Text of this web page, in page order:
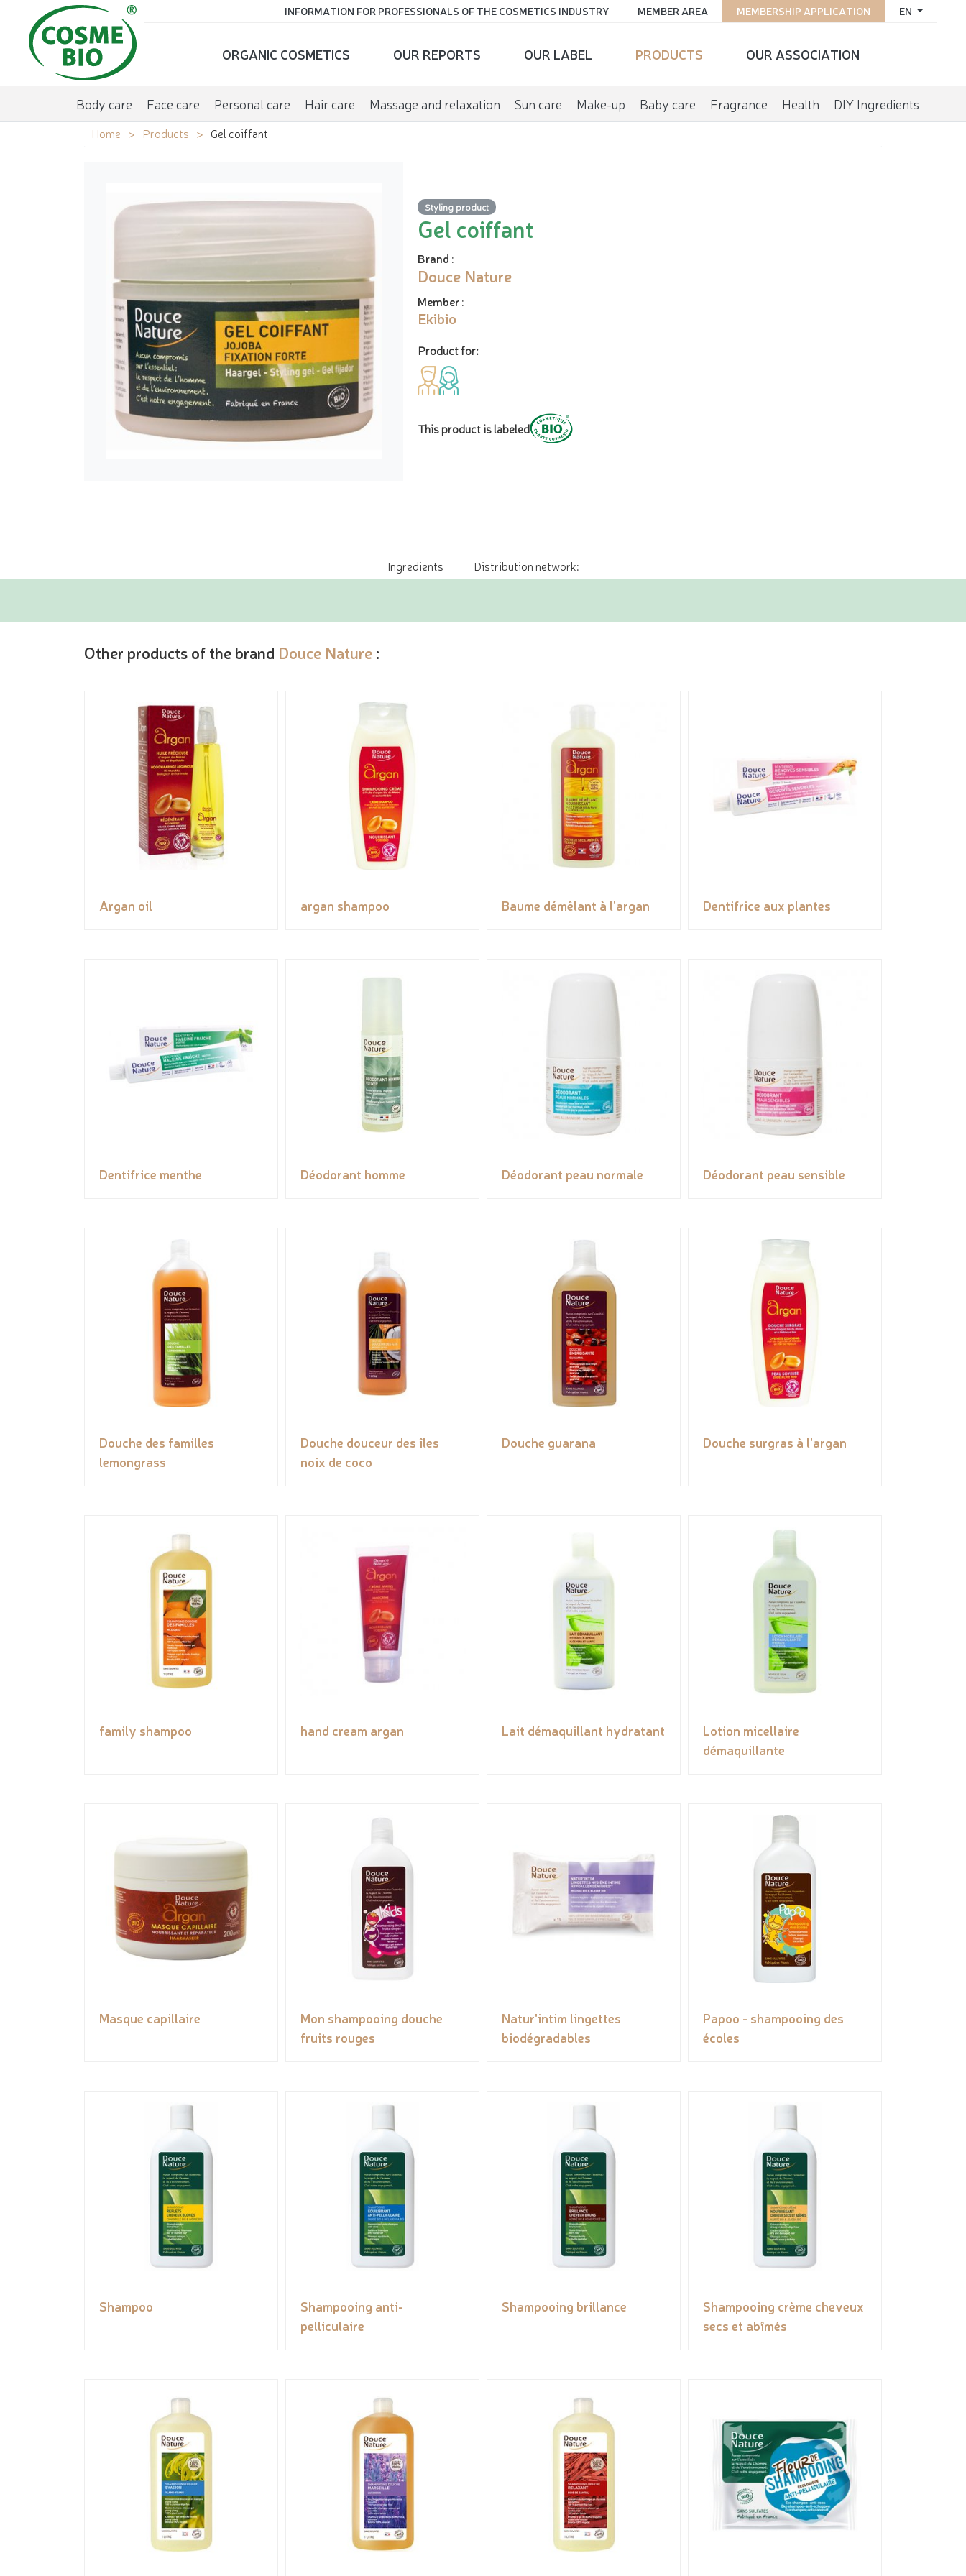
EN
MEMBERSHIP APPLICATION
MEMBER AREA
INFORMATION FOR PROFESSIONALS OF THE COSMETICS INDUSTRY
ORGANIC COSMETICS OUR REPORTS OUR LABEL PRODUCTS OUR ASSOCIATION
Body care Face care Personal care Hair care Massage and relaxation Sun care Make-up Baby care Fragrance Health DIY Ingredients
Home Products Gel coiffant
Styling product
Gel coiffant
Brand :
Douce Nature
Member:
Ekibio
Product for:
This product is labeled
Ingredients Distribution network:
Other products of the brand Douce Nature :
Argan oil argan shampoo Baume démêlant à l'argan Dentifrice aux plantes
Dentifrice menthe Déodorant homme Déodorant peau normale Déodorant peau sensible
Douche des familles
lemongrass
Douche douceur des îles
noix de coco
Douche guarana Douche surgras à l'argan
family shampoo hand cream argan Lait démaquillant hydratant
Lotion micellaire
démaquillante
Masque capillaire
Mon shampooing douche
fruits rouges
Natur'intim lingettes
biodégradables
Papoo - shampooing des
écoles
Shampoo
Shampooing anti-
pelliculaire
Shampooing brillance
Shampooing crème cheveux
secs et abîmés